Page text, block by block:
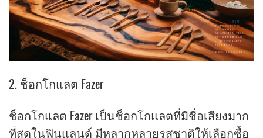
2. ช็อกโกแลต Fazer
ช็อกโกแลต Fazer เป็นช็อกโกแลตที่มีชื่อเสียงมาก
ที่สุดในฟินแลนด์ มีหลากหลายรสชาติให้เลือกซื้อ